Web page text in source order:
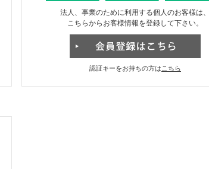
法人、事業のために利用する個人のお客様は、
こちらからお客様情報を登録して下さい。
認証キーをお持ちの方は こちら